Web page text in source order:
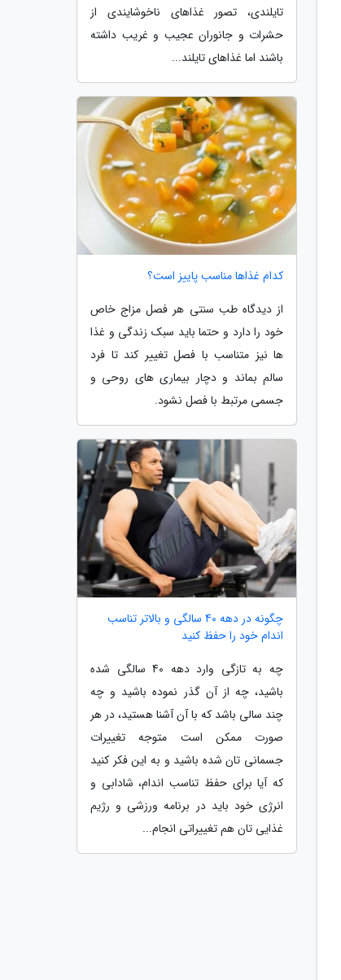
تایلندی، تصور غذاهای ناخوشایندی از
حشرات و جانوران عجیب و غریب داشته
باشند اما غذاهای تایلند...
کدام غذاها مناسب پاییز است؟
از دیدگاه طب سنتی هر فصل مزاج خاص
خود را دارد و حتما باید سبک زندگی و غذا
ها نیز متناسب با فصل تغییر کند تا فرد
سالم بماند و دچار بیماری های روحی و
جسمی مرتبط با فصل نشود.
چگونه در دهه 40 سالگی و بالاتر تناسب
اندام خود را حفظ کنید
چه به تازگی وارد دهه 40 سالگی شده
باشید، چه از آن گذر نموده باشید و چه
چند سالی باشد که با آن آشنا هستید، در هر
صورت ممکن است متوجه تغییرات
جسمانی تان شده باشید و به این فکر کنید
که آیا برای حفظ تناسب اندام، شادابی و
انرژی خود باید در برنامه ورزشی و رژیم
غذایی تان هم تغییراتی انجام...